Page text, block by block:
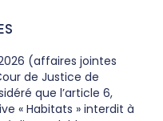
(affaires jointes
de Justice de
que l’article 6,
« Habitats » interdit à